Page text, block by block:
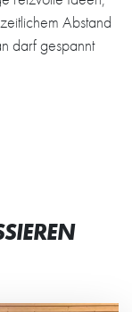
Abstand
darf gespannt